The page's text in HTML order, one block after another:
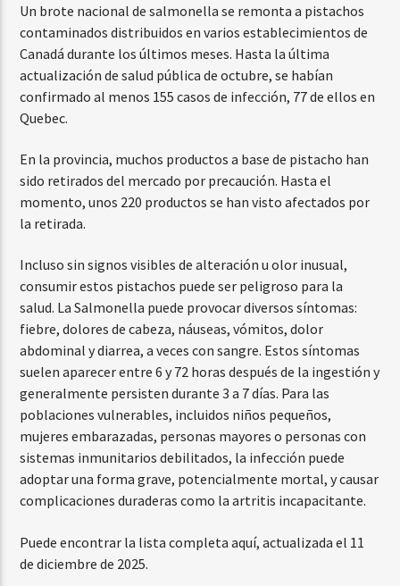
Un brote nacional de salmonella se remonta a pistachos
contaminados distribuidos en varios establecimientos de
Canadá durante los últimos meses. Hasta la última
actualización de salud pública de octubre, se habían
confirmado al menos 155 casos de infección, 77 de ellos en
Quebec.
En la provincia, muchos productos a base de pistacho han
sido retirados del mercado por precaución. Hasta el
momento, unos 220 productos se han visto afectados por
la retirada.
Incluso sin signos visibles de alteración u olor inusual,
consumir estos pistachos puede ser peligroso para la
salud. La Salmonella puede provocar diversos síntomas:
fiebre, dolores de cabeza, náuseas, vómitos, dolor
abdominal y diarrea, a veces con sangre. Estos síntomas
suelen aparecer entre 6 y 72 horas después de la ingestión y
generalmente persisten durante 3 a 7 días. Para las
poblaciones vulnerables, incluidos niños pequeños,
mujeres embarazadas, personas mayores o personas con
sistemas inmunitarios debilitados, la infección puede
adoptar una forma grave, potencialmente mortal, y causar
complicaciones duraderas como la artritis incapacitante.
Puede encontrar la lista completa aquí, actualizada el 11
de diciembre de 2025.